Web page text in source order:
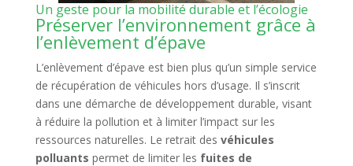
Un geste pour la mobilité durable et l’écologie
Préserver l’environnement grâce à
l’enlèvement d’épave
L’enlèvement d’épave est bien plus qu’un simple service
de récupération de véhicules hors d’usage. Il s’inscrit
dans une démarche de développement durable, visant
à réduire la pollution et à limiter l’impact sur les
ressources naturelles. Le retrait des véhicules
polluants permet de limiter les fuites de